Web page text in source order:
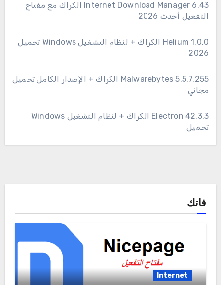
6.43 Internet Download Manager الكراك مع مفتاح
التفعيل أحدث 2026
1.0.0 Helium الكراك + لنظام التشغيل Windows تحميل
2026
Malwarebytes 5.5.7.255 الكراك + الإصدار الكامل تحميل
مجاني
Electron 42.3.3 الكراك + لنظام التشغيل Windows
تحميل
فاتك
Internet